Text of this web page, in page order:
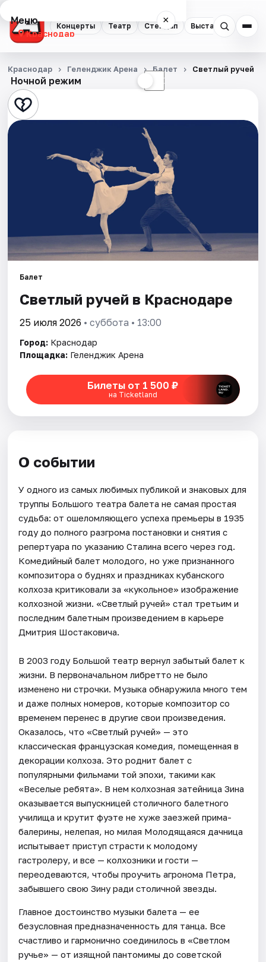
Концерты Театр Стендап Выставки
Меню ×
Краснодар
Концерты
Театр
Стендап
События
Города
Площадки
Артисты
Рейтинги
Ночной режим ☾
Краснодар Геленджик Арена Балет Светлый ручей
Балет
Светлый ручей в Краснодаре
25 июля 2026 • суббота • 13:00
Город: Краснодар
Площадка: Геленджик Арена
Билеты от 1 500 ₽
на Ticketland
О событии
У одного из самых любимых публикой и знаковых для
труппы Большого театра балета не самая простая
судьба: от ошеломляющего успеха премьеры в 1935
году до полного разгрома постановки и снятия с
репертуара по указанию Сталина всего через год.
Комедийный балет молодого, но уже признанного
композитора о буднях и праздниках кубанского
колхоза критиковали за «кукольное» изображение
колхозной жизни. «Светлый ручей» стал третьим и
последним балетным произведением в карьере
Дмитрия Шостаковича.
В 2003 году Большой театр вернул забытый балет к
жизни. В первоначальном либретто не было
изменено ни строчки. Музыка обнаружила много тем
и даже полных номеров, которые композитор со
временем перенес в другие свои произведения.
Оказалось, что «Светлый ручей» — это
классическая французская комедия, помещенная в
декорации колхоза. Это роднит балет с
популярными фильмами той эпохи, такими как
«Веселые ребята». В нем колхозная затейница Зина
оказывается выпускницей столичного балетного
училища и крутит фуэте не хуже заезжей прима-
балерины, нелепая, но милая Молодящаяся дачница
испытывает приступ страсти к молодому
гастролеру, и все — колхозники и гости —
переодеваются, чтобы проучить агронома Петра,
забывшего свою Зину ради столичной звезды.
Главное достоинство музыки балета — ее
безусловная предназначенность для танца. Все
счастливо и гармонично соединилось в «Светлом
ручье» — от изящной пантомимы до советской